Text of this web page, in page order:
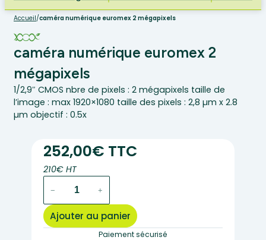
Accueil/caméra numérique euromex 2 mégapixels
caméra numérique euromex 2
mégapixels
1/2,9″ CMOS nbre de pixels : 2 mégapixels taille de
l’image : max 1920×1080 taille des pixels : 2,8 µm x 2.8
µm objectif : 0.5x
252,00€ TTC
210€ HT
caméra
numérique
− +
Ajouter au panier
Paiement sécurisé